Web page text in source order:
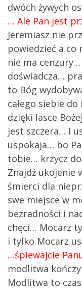
dwóch żywych
… Ale Pan jest
Jeremiasz nie
powiedzieć a
nie ma
doświadcza…
to Bóg
całego siebie
dzięki łasce
jest szczera… I
uspokaja… bo
tobie… krzycz
Znajdź ukojenie
śmierci dla
swe miejsce w
bezradności i
chęci… Mocarz
i tylko Mocarz
…śpiewajcie
modlitwa
Modlitwa to